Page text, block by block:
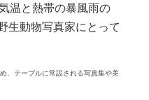
温と熱帯の暴風雨の
生動物写真家にとって
、テーブルに常設される写真集や美